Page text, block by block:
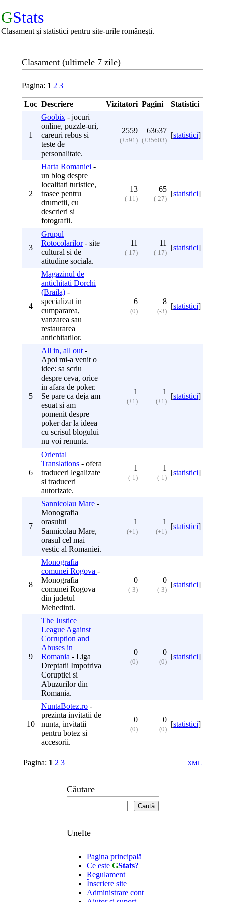
GStats
Clasament şi statistici pentru site-urile româneşti.
Căutare
Unelte
Pagina principală
Ce este GStats?
Regulament
Înscriere site
Administrare cont
Clasament (ultimele 7 zile)
Pagina: 1 2 3
Loc Descriere Vizitatori Pagini Statistici
1
Goobix - jocuri
online, puzzle-uri,
careuri rebus si
teste de
personalitate.
2559
(+591)
63637
(+35603)
[statistici]
2
Harta Romaniei -
un blog despre
localitati turistice,
trasee pentru
drumetii, cu
descrieri si
fotografii.
13
(-11)
65
(-27)
[statistici]
3
Grupul
Rotocolarilor- site
cultural si de
atitudine sociala.
11
(-17)
11
(-17)
[statistici]
4
Magazinul de
antichitati Dorchi
(Braila) -
specializat in
cumpararea,
vanzarea sau
restaurarea
antichitatilor.
6
(0)
8
(-3)
[statistici]
5
All in, all out -
Apoi mi-a venit o
idee: sa scriu
despre ceva, orice
in afara de poker.
Se pare ca deja am
esuat si am
pomenit despre
poker dar la ideea
cu scrisul blogului
nu voi renunta.
1
(+1)
1
(+1)
[statistici]
6
Oriental
Translations - ofera
traduceri legalizate
si traduceri
autorizate.
1
(-1)
1
(-1)
[statistici]
7
Sannicolau Mare -
Monografia
orasului
Sannicolau Mare,
orasul cel mai
vestic al Romaniei.
1
(+1)
1
(+1)
[statistici]
8
Monografia
comunei Rogova -
Monografia
comunei Rogova
din judetul
Mehedinti.
0
(-3)
0
(-3)
[statistici]
9
The Justice
League Against
Corruption and
Abuses in
Romania - Liga
Dreptatii Impotriva
Coruptiei si
Abuzurilor din
Romania.
0
(0)
0
(0)
[statistici]
10
NuntaBotez.ro -
prezinta invitatii de
nunta, invitatii
pentru botez si
accesorii.
0
(0)
0
(0)
[statistici]
Pagina: 1 2 3 XML